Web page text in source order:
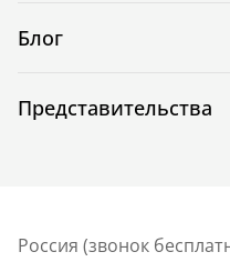
Блог
Представительства
Россия (звонок